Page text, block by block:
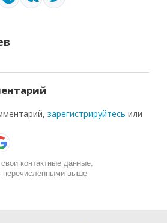
зарегистрируйтесь или
контактные данные,
перечисленными выше